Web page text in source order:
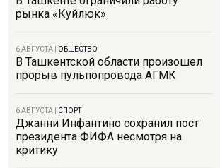
рынка «Куйлюк»
6 АВГУСТА ОБЩЕСТВО
В Ташкентской области произошел
прорыв пульпопровода АГМК
6 АВГУСТА СПОРТ
Джанни Инфантино сохранил пост
президента ФИФА несмотря на
критику